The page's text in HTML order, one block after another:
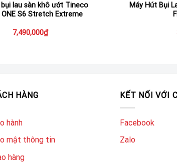
lau sàn khô ướt Tineco
ONE S6 Stretch Extreme
7,490,000₫
Máy Hút Bụi
HÀNG
hành
mật thông tin
hàng
KẾT NỐI VỚI
Facebook
Zalo